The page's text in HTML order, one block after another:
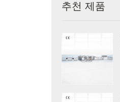
추천 제품